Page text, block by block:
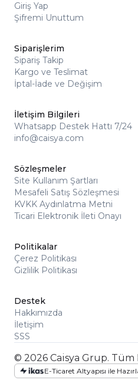
Giriş Yap
Şifremi Unuttum
Siparişlerim
Sipariş Takip
Kargo ve Teslimat
İptal-İade ve Değişim
İletişim Bilgileri
Whatsapp Destek Hattı 7/24
info@caisya.com
Sözleşmeler
Site Kullanım Şartları
Mesafeli Satış Sözleşmesi
KVKK Aydınlatma Metni
Ticari Elektronik İleti Onayı
Politikalar
Çerez Politikası
Gizlilik Politikası
Destek
Hakkımızda
İletişim
SSS
© 2026 Caisya Grup. Tüm
E-Ticaret Altyapısı ile